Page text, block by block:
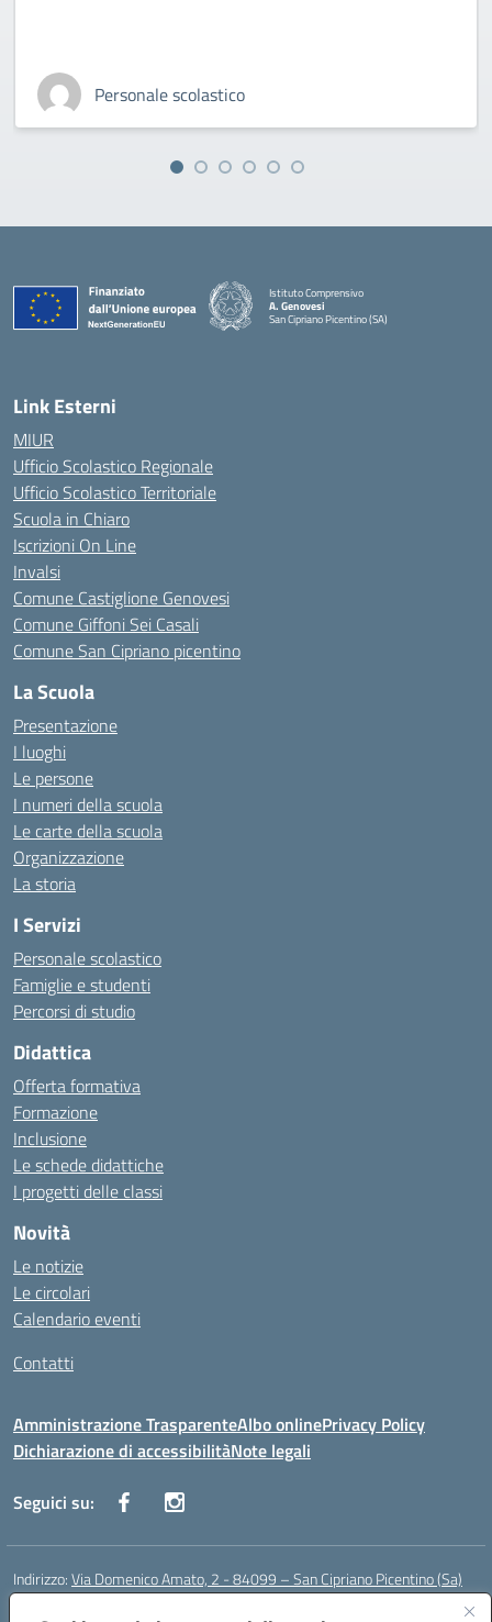
Personale scolastico
Istituto Comprensivo
A. Genovesi
San Cipriano Picentino (SA)
— Visita la pagina iniziale della scuola
Link Esterni
MIUR
Ufficio Scolastico Regionale
Ufficio Scolastico Territoriale
Scuola in Chiaro
Iscrizioni On Line
Invalsi
Comune Castiglione Genovesi
Comune Giffoni Sei Casali
Comune San Cipriano picentino
La Scuola
Presentazione
I luoghi
Le persone
I numeri della scuola
Le carte della scuola
Organizzazione
La storia
I Servizi
Personale scolastico
Famiglie e studenti
Percorsi di studio
Didattica
Offerta formativa
Formazione
Inclusione
Le schede didattiche
I progetti delle classi
Novità
Le notizie
Le circolari
Calendario eventi
Contatti
Amministrazione TrasparenteAlbo onlinePrivacy Policy
Dichiarazione di accessibilitàNote legali
Seguici su:
Indirizzo:Via Domenico Amato, 2 - 84099 – San Cipriano Picentino (Sa)
Centralino: